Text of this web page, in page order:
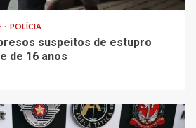
POLÍCIA
suspeitos de estupro
de 16 anos